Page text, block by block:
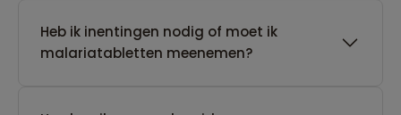
Heb ik inentingen nodig of moet ik
malariatabletten meenemen?